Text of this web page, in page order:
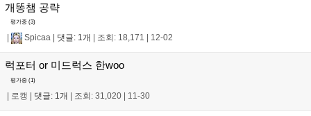
개똥챔 공략
평가중 (3)
Spicaa 댓글: 1개 조회: 18,171 12-02
럭포터 or 미드럭스 한woo
평가중 (1)
| 로캥 | 댓글: 1개 | 조회: 31,020 | 11-30